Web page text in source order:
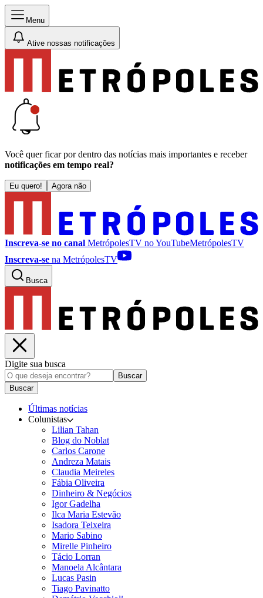
Menu
Ative nossas notificações
Você quer ficar por dentro das notícias mais importantes e receber
notificações em tempo real?
Eu quero! Agora não
Inscreva-se no canal MetrópolesTV noYouTubeMetrópolesTV
Inscreva-se na MetrópolesTV
Busca
Digite sua busca
Buscar
Buscar
Últimas notícias
Colunistas
Lilian Tahan
Blog do Noblat
Carlos Carone
Andreza Matais
Claudia Meireles
Fábia Oliveira
Dinheiro & Negócios
Igor Gadelha
Ilca Maria Estevão
Isadora Teixeira
Mario Sabino
Mirelle Pinheiro
Tácio Lorran
Manoela Alcântara
Lucas Pasin
Tiago Pavinatto